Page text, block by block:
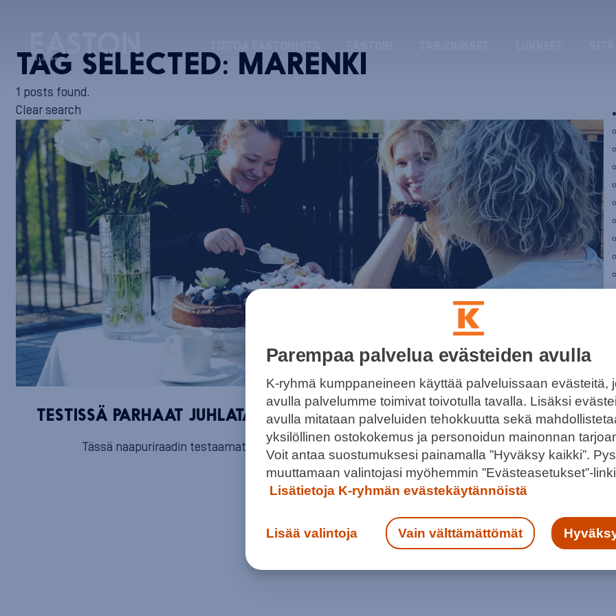
TAG SELECTED: MARENKI
1 posts found.
Clear search
TESTISSÄ PARHAAT JUHLATARJOTTAVAT – NÄILLÄ VALLOITAT VIERAASI!
Tässä naapuriraadin testaamat suolaiset ja makeat luottokakut kevään ja kesän juhliin.
Parempaa palvelua evästeiden avulla
K-ryhmä kumppaneineen käyttää palveluissaan evästeitä,
avulla palvelumme toimivat toivotulla tavalla. Lisäksi
avulla mitataan palveluiden tehokkuutta sekä
yksilöllinen ostokokemus ja personoidun mainonnan
Voit antaa suostumuksesi painamalla ”Hyväksy kaikki”.
muuttamaan valintojasi myöhemmin ”Evästeasetukset”-
Lisätietoja K-ryhmän evästekäytännöistä
Lisää valintoja Vain välttämättömät